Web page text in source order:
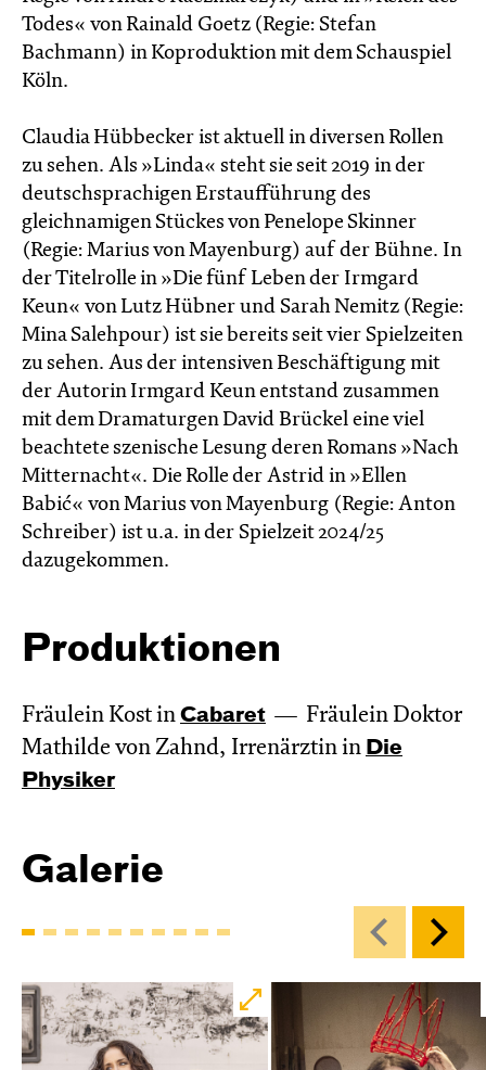
Todes« von Rainald Goetz (Regie: Stefan
Bachmann) in Koproduktion mit dem Schauspiel
Köln.
Claudia Hübbecker ist aktuell in diversen Rollen
zu sehen. Als »Linda« steht sie seit 2019 in der
deutschsprachigen Erstaufführung des
gleichnamigen Stückes von Penelope Skinner
(Regie: Marius von Mayenburg) auf der Bühne. In
der Titelrolle in »Die fünf Leben der Irmgard
Keun« von Lutz Hübner und Sarah Nemitz (Regie:
Mina Salehpour) ist sie bereits seit vier Spielzeiten
zu sehen. Aus der intensiven Beschäftigung mit
der Autorin Irmgard Keun entstand zusammen
mit dem Dramaturgen David Brückel eine viel
beachtete szenische Lesung deren Romans »Nach
Mitternacht«. Die Rolle der Astrid in »Ellen
Babić« von Marius von Mayenburg (Regie: Anton
Schreiber) ist u.a. in der Spielzeit 2024/25
dazugekommen.
Produktionen
Fräulein Kost in Cabaret
Fräulein Doktor
Mathilde von Zahnd, Irrenärztin in Die
Physiker
Galerie